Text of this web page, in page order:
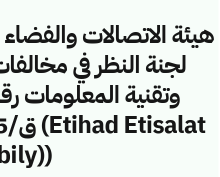
هيئة الاتصالات والفضاء
لجنة النظر في